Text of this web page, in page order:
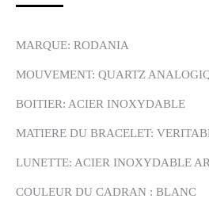
MARQUE: RODANIA
MOUVEMENT: QUARTZ
BOITIER: ACIER INOXYDABLE
MATIERE DU BRACELET:
LUNETTE: ACIER INOXYDABLE
COULEUR DU CADRAN : BLANC